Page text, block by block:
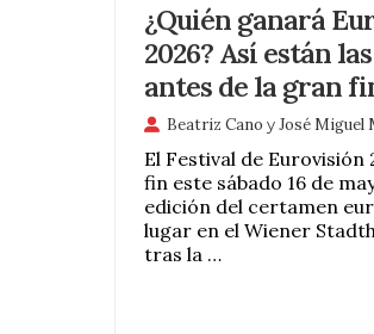
¿Quién ganará
2026? Así están
antes de la gran
Beatriz Cano yJosé Miguel
El Festival de Eurovisión
fin este sábado 16 de
edición del certamen
lugar en el Wiener
tras la …